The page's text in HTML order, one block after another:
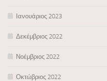
Ιανουάριος 2023
Δεκέμβριος 2022
Νοέμβριος 2022
Οκτώβριος 2022